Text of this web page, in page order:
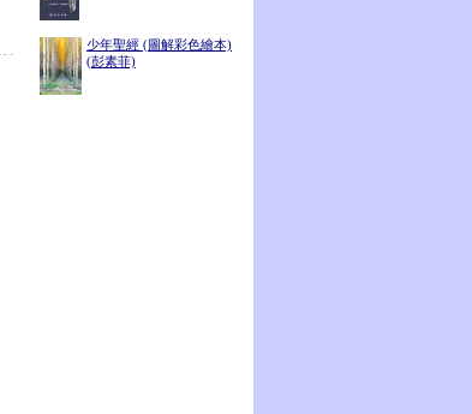
少年聖經 (圖解彩色繪本)
(彭素菲)